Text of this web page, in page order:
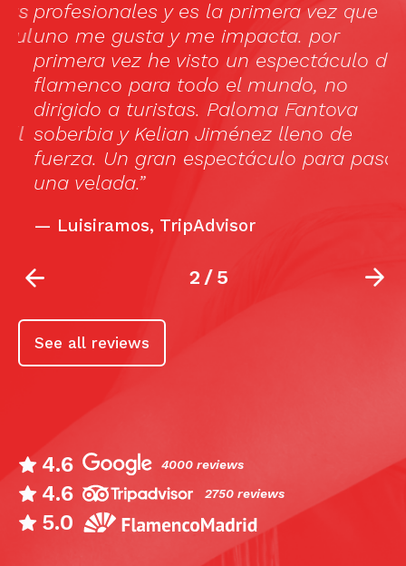
profesionales y es la primera vez que
uno me gusta y me impacta. por
primera vez he visto un espectáculo de
flamenco para todo el mundo, no
dirigido a turistas. Paloma Fantova
soberbia y Kelian Jiménez lleno de
fuerza. Un gran espectáculo para pasar
una velada.”
—Luisiramos, TripAdvisor
2/5
See all reviews
4.6 4000 reviews
4.6 2750 reviews
5.0